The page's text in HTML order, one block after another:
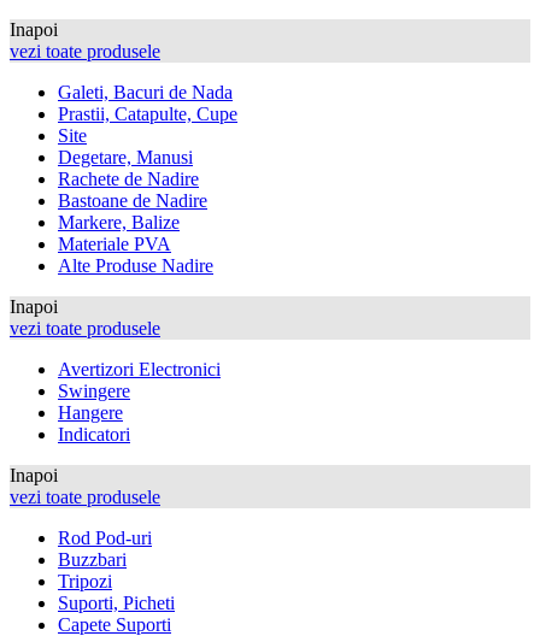
Inapoi
vezi toate produsele
Galeti, Bacuri de Nada
Prastii, Catapulte, Cupe
Site
Degetare, Manusi
Rachete de Nadire
Bastoane de Nadire
Markere, Balize
Materiale PVA
Alte Produse Nadire
Inapoi
vezi toate produsele
Avertizori Electronici
Swingere
Hangere
Indicatori
Inapoi
vezi toate produsele
Rod Pod-uri
Buzzbari
Tripozi
Suporti, Picheti
Capete Suporti